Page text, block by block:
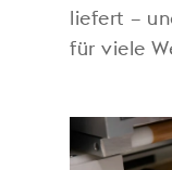
liefert –
für viele